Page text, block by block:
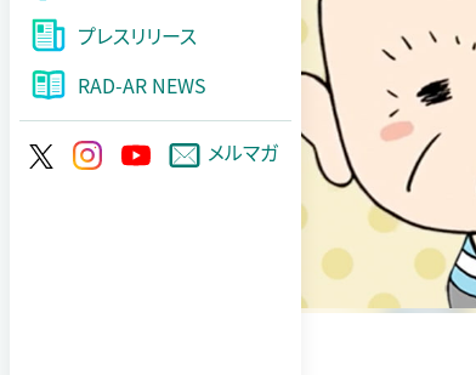
ョ
ン
プレスリリース
RAD-AR NEWS
メルマガ